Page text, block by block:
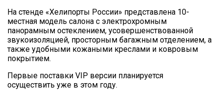
На стенде «Хелипорты России» представлена 10-
местная модель салона с электрохромным
панорамным остеклением, усовершенствованной
звукоизоляцией, просторным багажным отделением, а
также удобными кожаными креслами и ковровым
покрытием.
Первые поставки VIP версии планируется
осуществить уже в этом году.